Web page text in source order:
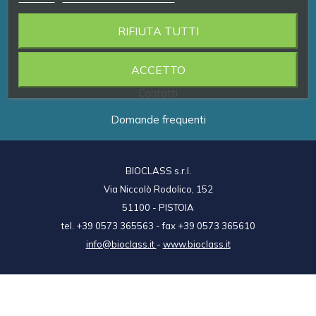
Prodotti
Brand
Domande frequenti
RIFIUTA TUTTI
ACCETTO
BIOCLASS s.r.l.
Via Niccolò Rodolico, 152
51100 - PISTOIA
tel. +39 0573 365563 - fax +39 0573 365610
info@bioclass.it - www.bioclass.it